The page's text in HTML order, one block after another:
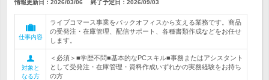
情報更新日：2026/03/06 終了予定日： 2026/09/03
仕事内容
ライブコマース事業をバックオフィスから支える業務です。商品
の受発注・在庫管理、配信サポート、各種書類作成などをお任せ
します。
対象と
なる方
＜必須＞■学歴不問■基本的なPCスキル■事務またはアシスタント
として受発注・在庫管理・資料作成いずれかの実務経験をお持ち
の方